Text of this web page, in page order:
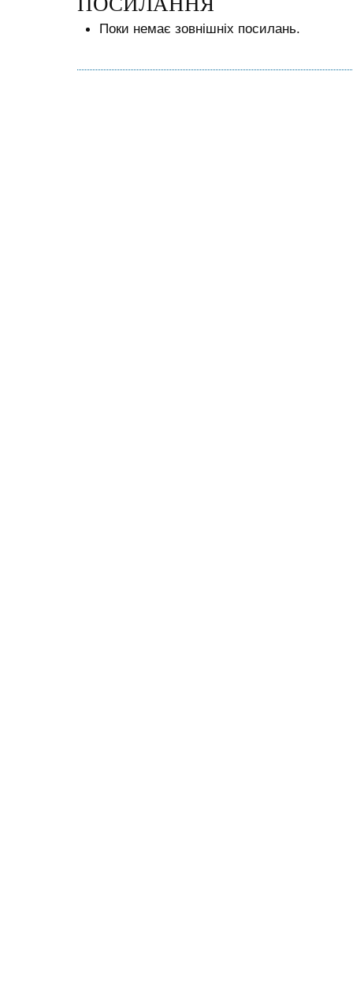
Поки немає зовнішніх посилань.